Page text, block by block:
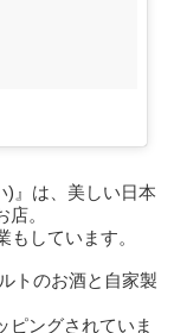
)』は、美しい日本
。
しています。
トのお酒と自家製
ピングされていま